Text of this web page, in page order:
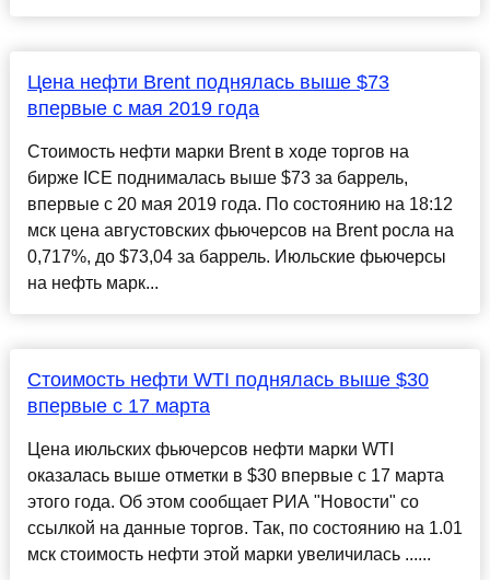
Цена нефти Brent поднялась выше $73
впервые с мая 2019 года
Стоимость нефти марки Brent в ходе торгов на
бирже ICE поднималась выше $73 за баррель,
впервые с 20 мая 2019 года. По состоянию на 18:12
мск цена августовских фьючерсов на Brent росла на
0,717%, до $73,04 за баррель. Июльские фьючерсы
на нефть марк...
Стоимость нефти WTI поднялась выше $30
впервые с 17 марта
Цена июльских фьючерсов нефти марки WTI
оказалась выше отметки в $30 впервые с 17 марта
этого года. Об этом сообщает РИА "Новости" со
ссылкой на данные торгов. Так, по состоянию на 1.01
мск стоимость нефти этой марки увеличилась ......